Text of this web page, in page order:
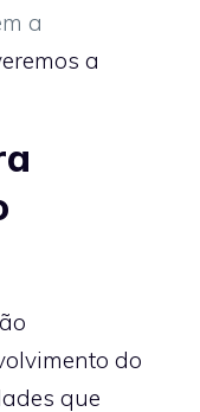
a
a
do
que